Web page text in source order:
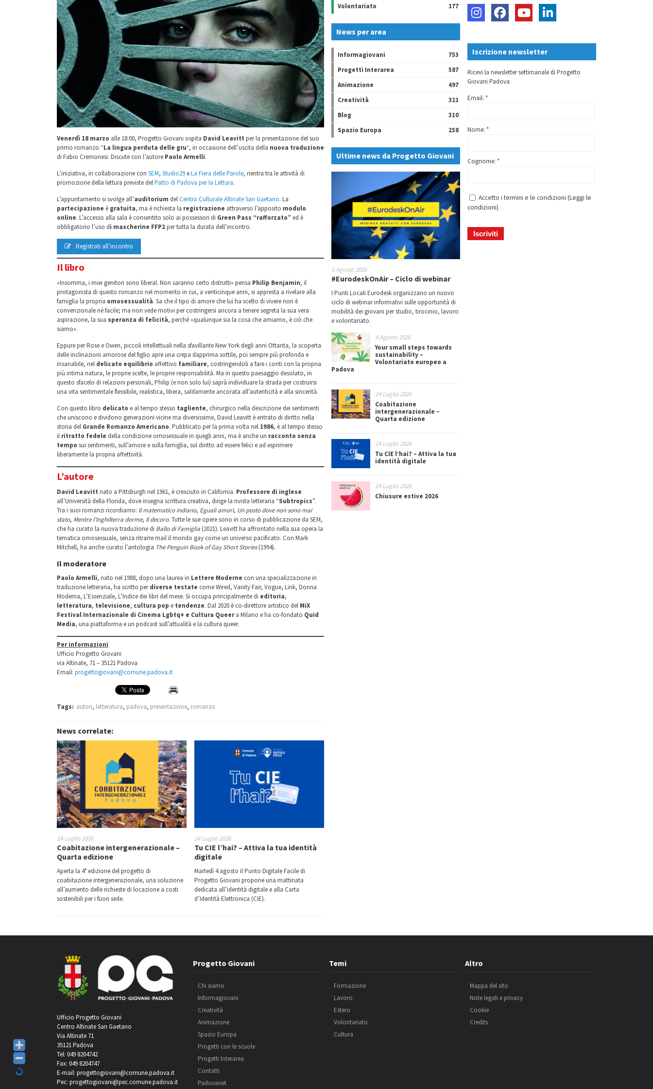
Venerdì 18 marzo alle 18:00, Progetto Giovani ospita David Leavitt per la presentazione del suo
primo romanzo “La lingua perduta delle gru“, in occasione dell’uscita della nuova traduzione
di Fabio Cremonesi. Discute con l’autore Paolo Armelli.
L’iniziativa, in collaborazione con SEM, Studio29 eLa Fiera delle Parole, rientra tra le attività di
promozione della lettura previste delPatto di Padova per la Lettura.
L’appuntamento si svolge all’auditorium delCentro Culturale Altinate San Gaetano. La
partecipazione è gratuita, ma è richiesta la registrazione attraverso l’apposito modulo
online. L’accesso alla sala è consentito solo ai possessori di Green Pass “rafforzato” ed è
obbligatorio l’uso di mascherine FFP2per tutta la durata dell’incontro.
Registrati all’incontro
Il libro
«Insomma, i miei genitori sono liberal. Non saranno certo distrutti» pensa Philip Benjamin, il
protagonista di questo romanzo nel momento in cui, a venticinque anni, si appresta a rivelare alla
famiglia la propria omosessualità. Sa che il tipo di amore che lui ha scelto di vivere non è
convenzionale né facile; ma non vede motivi per costringersi ancora a tenere segreta la sua vera
aspirazione, la sua speranza di felicità, perché «qualunque sia la cosa che amiamo, è ciò che
siamo».
Eppure per Rose e Owen, piccoli intellettuali nella sfavillante New York degli anni Ottanta, la scoperta
delle inclinazioni amorose del figlio apre una crepa dapprima sottile, poi sempre più profonda e
insanabile, nel delicato equilibrio affettivo familiare, costringendoli a fare i conti con la propria
più intima natura, le proprie scelte, le proprie responsabilità. Ma in questo paesaggio desolato, in
questo sfacelo di relazioni personali, Philip (e non solo lui) saprà individuare la strada per costruirsi
una vita sentimentale flessibile, realistica, libera, saldamente ancorata all’autenticità e alla sincerità.
Con questo libro delicato e al tempo stesso tagliente, chirurgico nella descrizione dei sentimenti
che uniscono e dividono generazioni vicine ma diversissime, David Leavitt è entrato di diritto nella
storia del Grande Romanzo Americano. Pubblicato per la prima volta nel 1986, è al tempo stesso
il ritratto fedele della condizione omosessuale in quegli anni, ma è anche un racconto senza
tempo sui sentimenti, sull’amore e sulla famiglia, sul diritto ad essere felici e ad esprimere
liberamente la propria affettività.
L’autore
David Leavitt nato a Pittsburgh nel 1961, è cresciuto in California. Professore di inglese
all’Università della Florida, dove insegna scrittura creativa, dirige la rivista letteraria “Subtropics”.
Tra i suoi romanzi ricordiamo: Il matematico indiano, Eguali amori, Un posto dove non sono mai
stato, Mentre l’Inghilterra dorme, Il decoro. Tutte le sue opere sono in corso di pubblicazione da SEM,
che ha curato la nuova traduzione di Ballo di Famiglia (2021). Leavitt ha affrontato nella sua opera la
tematica omosessuale, senza ritrarre mail il mondo gay come un universo pacificato. Con Mark
Mitchell, ha anche curato l’antologia The Penguin Book of Gay Short Stories(1994).
Il moderatore
Paolo Armelli, nato nel 1988, dopo una laurea in Lettere Moderne con una specializzazione in
traduzione letteraria, ha scritto perdiverse testate come Wired, Vanity Fair, Vogue, Link, Donna
Moderna, L’Essenziale, L’Indice dei libri del mese. Si occupa principalmente di editoria,
letteratura, televisione, cultura pop e tendenze. Dal 2020 è co-direttore artistico del MiX
Festival Internazionale di Cinema Lgbtq+ e Cultura Queera Milano e ha co-fondato Quid
Media, una piattaforma e un podcast sull’attualità e la cultura queer.
Per informazioni
Ufficio Progetto Giovani
via Altinate, 71 – 35121 Padova
Email: progettogiovani@comune.padova.it
Tags: autori, letteratura, padova, presentazione, romanzo
News correlate:
24 Luglio 2026
Coabitazione intergenerazionale –
Quarta edizione
Aperta la 4° edizione del progetto di
coabitazione intergenerazionale, una soluzione
all’aumento delle richieste di locazione a costi
sostenibili per i fuori sede.
24 Luglio 2026
Tu CIE l’hai? – Attiva la tua identità
digitale
Martedì 4 agosto il Punto Digitale Facile di
Progetto Giovani propone una mattinata
dedicata all’identità digitale e alla Carta
d’Identità Elettronica (CIE).
Volontariato
177
News per area
Informagiovani
753
Progetti Interarea
587
Animazione
497
Creatività
321
Blog
310
Spazio Europa
258
Ultime news da Progetto Giovani
5 Agosto 2026
#EurodeskOnAir – Ciclo di webinar
I Punti Locali Eurodesk organizzano un nuovo
ciclo di webinar informativi sulle opportunità di
mobilità dei giovani per studio, tirocinio, lavoro
e volontariato.
4 Agosto 2026
Your small steps towards
sustainability –
Volontariato europeo a
Padova
24 Luglio 2026
Coabitazione
intergenerazionale –
Quarta edizione
24 Luglio 2026
Tu CIE l’hai? – Attiva la tua
identità digitale
24 Luglio 2026
Chiusure estive 2026
Iscrizione newsletter
Ricevi la newsletter settimanale di Progetto
Giovani Padova
Email: *
Nome: *
Cognome: *
Accetto i termini e le condizioni (Leggi le
condizioni)
Ufficio Progetto Giovani
Centro Altinate San Gaetano
Via Altinate 71
35121 Padova
Tel: 049 8204742
Fax: 049 8204747
E-mail: progettogiovani@comune.padova.it
Pec: progettogiovani@pec.comune.padova.it
Progetto Giovani
Chi siamo
Informagiovani
Creatività
Animazione
Spazio Europa
Progetti con le scuole
Progetti Interarea
Contatti
Padovanet
Temi
Formazione
Lavoro
Estero
Volontariato
Cultura
Altro
Mappa del sito
Note legali e privacy
Cookie
Credits